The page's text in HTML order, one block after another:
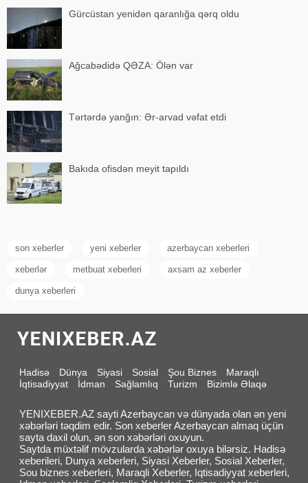
Gürcüstan yenidən qaranlığa qərq oldu
Ağcabədidə QƏZA: Ölən var
Tərtərdə yanğın: Ər-arvad vəfat etdi
Bakıda ofisdən meyit tapıldı
son xeberler yeni xeberler azerbaycan xeberleri
xeberlər metbuat xeberleri axsam az xeberler
dunya xeberleri
Hadisə Dünya Siyasi Sosial Şou Biznes
Maraqlı
İqtisadiyyat
İdman Sağlamlıq Turizm Bizimlə Əlaqə
YENIXEBER.AZ sayti Azerbaycan və dünyada olan ən yeni
xəbərləri təqdim edir. Son xeberler Azerbaycan almaq üçün
sayta daxil olun, ən son xəbərləri oxuyun.
Saytda müxtəlif mövzularda xəbərlər oxuya bilərsiz. Hadisə
xeberileri, Dunya xeberleri, Siyasi Xeberler, Sosial Xeberler,
Sou biznes xeberleri, Maraqli Xeberler, Iqtisadiyyat xeberleri,